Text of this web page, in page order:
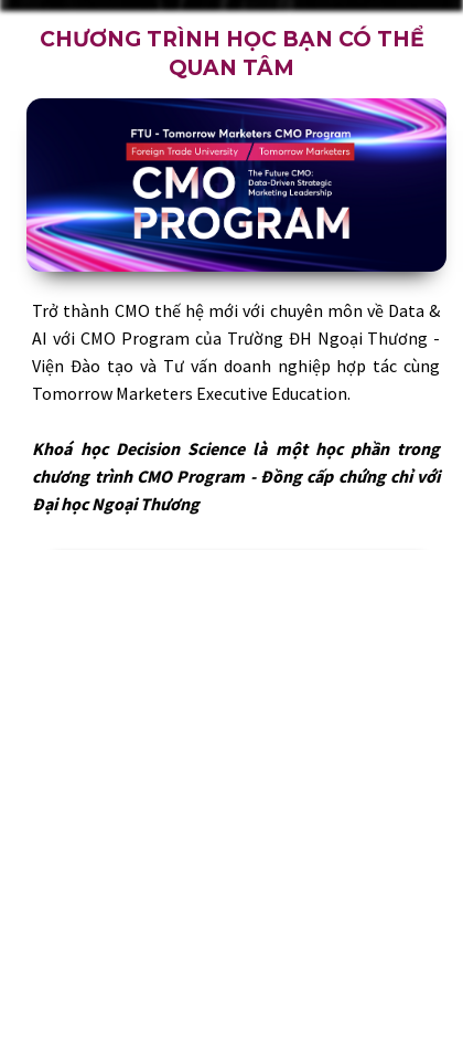
CHƯƠNG TRÌNH HỌC BẠN CÓ THỂ
QUAN TÂM
Trở thành CMO thế hệ mới với chuyên môn về Data &
AI với CMO Program của Trường ĐH Ngoại Thương -
Viện Đào tạo và Tư vấn doanh nghiệp hợp tác cùng
Tomorrow Marketers Executive Education.
Khoá học Decision Science là một học phần trong
chương trình CMO Program - Đồng cấp chứng chỉ với
Đại học Ngoại Thương